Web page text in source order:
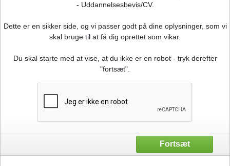
- Uddannelsesbevis/CV.
Dette er en sikker side, og vi passer godt på dine oplysninger, som vi
skal bruge til at få dig oprettet som vikar.
Du skal starte med at vise, at du ikke er en robot - tryk derefter
"fortsæt".